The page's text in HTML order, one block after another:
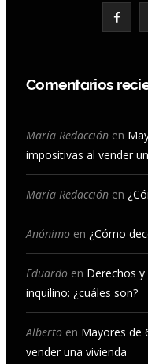
b
o
o
Comentarios
María Redacción en
impositivas al vender
María Redacción en
Anónimo en ¿Cómo
Eduardo en Derechos
inquilino: ¿cuáles son?
Alberto en Mayores de
vender una vivienda